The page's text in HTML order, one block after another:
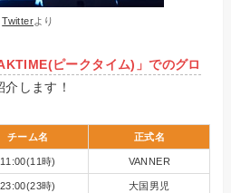
Twitterより
ピークタイム)」でのグロ
介します！
チーム名 正式名
11:00(11時) VANNER
23:00(23時) 大国男児